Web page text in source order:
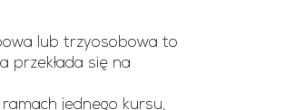
lub trzyosobowa to
przekłada się na
jednego kursu,